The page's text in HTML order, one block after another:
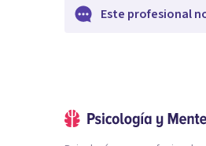
Este profesional